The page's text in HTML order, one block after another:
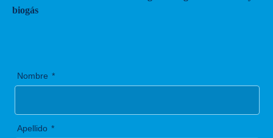
biogás
Nombre
Apellido